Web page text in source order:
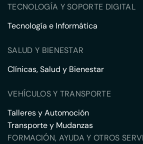
TECNOLOGÍA Y SOPORTE DIGITAL
Tecnología e Informática
SALUD Y BIENESTAR
Clínicas, Salud y Bienestar
VEHÍCULOS Y TRANSPORTE
Talleres y Automoción
Transporte y Mudanzas
FORMACIÓN, AYUDA Y OTROS